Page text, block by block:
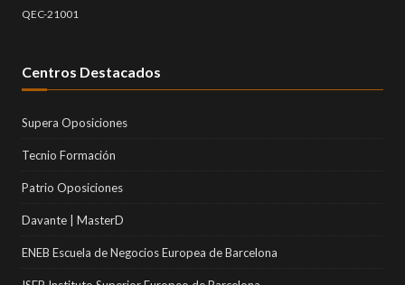
QEC-21001
Centros Destacados
Supera Oposiciones
Tecnio Formación
Patrio Oposiciones
Davante | MasterD
ENEB Escuela de Negocios Europea de Barcelona